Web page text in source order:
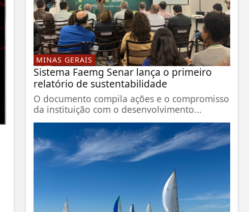
MINAS GERAIS
Sistema Faemg Senar lança o primeiro
relatório de sustentabilidade
O documento compila ações e o compromisso
da instituição com o desenvolvimento...